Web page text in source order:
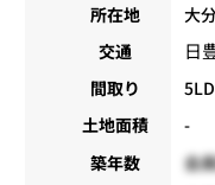
所在地 大
交通 日
間取り
土地面積
-
築年数
会